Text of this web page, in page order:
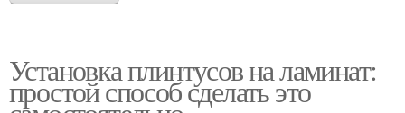
Установка плинтусов на ламинат:
простой способ сделать это